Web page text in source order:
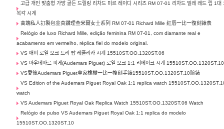
고급 개인 맞춤형 가방 골든 드릴링 리차드 미르 레이디 시리즈 RM 07-01 리차드 밀레 레드 립 1대
복각 시계
高端私人訂製包金真鑽理查米爾女士系列 RM 07-01 Richard Mille 紅唇一比一復刻錶表
Relógio de luxo Richard Mille, edição feminina RM 07-01, com diamante real e
acabamento em vermelho, réplica fiel do modelo original.
VS 애비 로열 오크 트리 탑 레플리카 시계 15510ST.OO.1320ST.06
VS 아우데마르 피게(Audemars Piguet) 로열 오크 1:1 리메이크 시계 15510ST.OO.1320ST.10
VS愛彼Audemars Piguet皇家橡樹一比一複刻手錶15510ST.OO.1320ST.10腕錶
VS Edition of the Audemars Piguet Royal Oak 1:1 replica watch
watch
VS Audemars Piguet Royal Oak Replica Watch 15510ST.OO.1320ST.06 Watch
Relógio de pulso VS Audemars Piguet Royal Oak 1:1 replica do modelo
15510ST.OO.1320ST.10